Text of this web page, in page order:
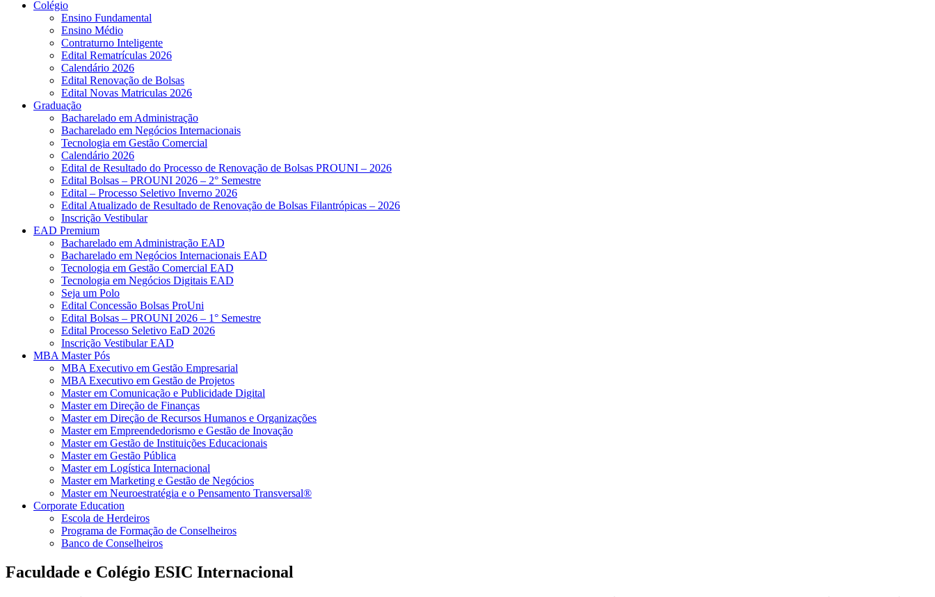
Colégio
Ensino Fundamental
Ensino Médio
Contraturno Inteligente
Edital Rematrículas 2026
Calendário 2026
Edital Renovação de Bolsas
Edital Novas Matriculas 2026
Graduação
Bacharelado em Administração
Bacharelado em Negócios Internacionais
Tecnologia em Gestão Comercial
Calendário 2026
Edital de Resultado do Processo de Renovação de Bolsas PROUNI – 2026
Edital Bolsas – PROUNI 2026 – 2° Semestre
Edital – Processo Seletivo Inverno 2026
Edital Atualizado de Resultado de Renovação de Bolsas Filantrópicas – 2026
Inscrição Vestibular
EAD Premium
Bacharelado em Administração EAD
Bacharelado em Negócios Internacionais EAD
Tecnologia em Gestão Comercial EAD
Tecnologia em Negócios Digitais EAD
Seja um Polo
Edital Concessão Bolsas ProUni
Edital Bolsas – PROUNI 2026 – 1° Semestre
Edital Processo Seletivo EaD 2026
Inscrição Vestibular EAD
MBA Master Pós
MBA Executivo em Gestão Empresarial
MBA Executivo em Gestão de Projetos
Master em Comunicação e Publicidade Digital
Master em Direção de Finanças
Master em Direção de Recursos Humanos e Organizações
Master em Empreendedorismo e Gestão de Inovação
Master em Gestão de Instituições Educacionais
Master em Gestão Pública
Master em Logística Internacional
Master em Marketing e Gestão de Negócios
Master em Neuroestratégia e o Pensamento Transversal®
Corporate Education
Escola de Herdeiros
Programa de Formação de Conselheiros
Banco de Conselheiros
Faculdade e Colégio ESIC Internacional